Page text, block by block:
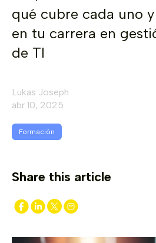
qué cubre cada uno
en tu carrera en
de TI
Lukas Joseph
abr 10, 2025
Formación
Share this article